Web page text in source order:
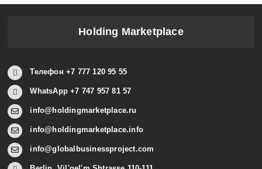
Holding Marketplace
Телефон +7 777 120 95 55
WhatsApp +7 747 957 81 57
info@holdingmarketplace.ru
info@holdingmarketplace.info
info@globalbusinessproject.com